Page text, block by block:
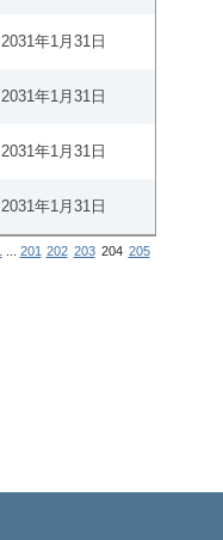
2031年1月31日
2031年1月31日
2031年1月31日
2031年1月31日
201 202 203 204 205